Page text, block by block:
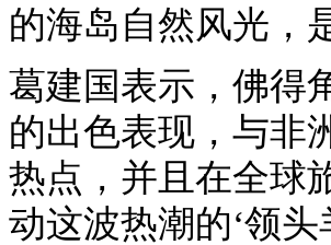
的海岛自然风光，
葛建国表示，佛得
的出色表现，与非
热点，并且在全球
动这波热潮的‘领